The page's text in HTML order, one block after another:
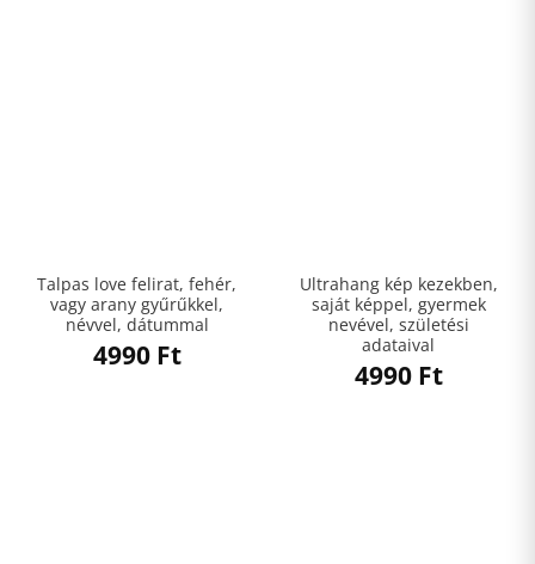
Talpas love felirat, fehér,
vagy arany gyűrűkkel,
névvel, dátummal
4990 Ft
Ultrahang kép kezekben,
saját képpel, gyermek
nevével, születési
adataival
4990 Ft